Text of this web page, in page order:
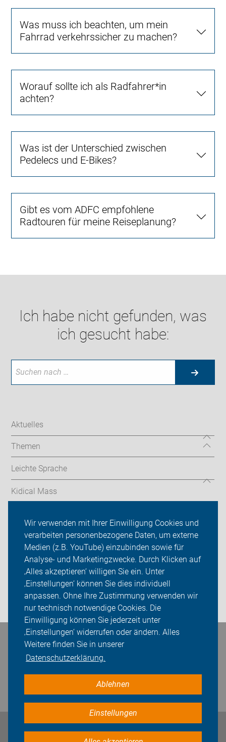
Wir verwenden mit Ihrer Einwilligung Cookies und
verarbeiten personenbezogene Daten, um externe
Medien (z.B. YouTube) einzubinden sowie für
Analyse- und Marketingzwecke. Durch Klicken auf
‚Alles akzeptieren‘ willigen Sie ein. Unter
‚Einstellungen‘ können Sie dies individuell
anpassen. Ohne Ihre Zustimmung verwenden wir
nur technisch notwendige Cookies. Die
Einwilligung können Sie jederzeit unter
‚Einstellungen‘ widerrufen oder ändern. Alles
Weitere finden Sie in unserer
Datenschutzerklärung.
Ablehnen
Einstellungen
Was muss ich beachten, um mein
Fahrrad verkehrssicher zu machen?
Worauf sollte ich als Radfahrer*in
achten?
Was ist der Unterschied zwischen
Pedelecs und E-Bikes?
Gibt es vom ADFC empfohlene
Radtouren für meine Reiseplanung?
Ich habe nicht gefunden, was
ich gesucht habe:
Aktuelles
Themen
Leichte Sprache
Kidical Mass
ADFC auf den Fildern
Sei dabei
Presse
Login
Bleiben Sie in Kontakt